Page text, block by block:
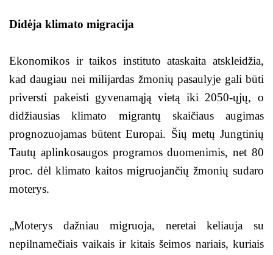
Didėja klimato migracija
Ekonomikos ir taikos instituto ataskaita atskleidžia,
kad daugiau nei milijardas žmonių pasaulyje gali būti
priversti pakeisti gyvenamąją vietą iki 2050-ųjų, o
didžiausias klimato migrantų skaičiaus augimas
prognozuojamas būtent Europai. Šių metų Jungtinių
Tautų aplinkosaugos programos duomenimis, net 80
proc. dėl klimato kaitos migruojančių žmonių sudaro
moterys.
„Moterys dažniau migruoja, neretai keliauja su
nepilnamečiais vaikais ir kitais šeimos nariais, kuriais